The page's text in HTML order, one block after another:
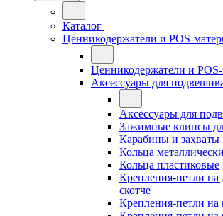
Каталог
Ценникодержатели и POS-
Ценникодержатели и
Аксессуары для
Аксессуары для
Зажимные клипсы
Карабины и захваты
Кольца
Кольца пластиковые
Крепления-петли на
скотче
Крепления-петли на